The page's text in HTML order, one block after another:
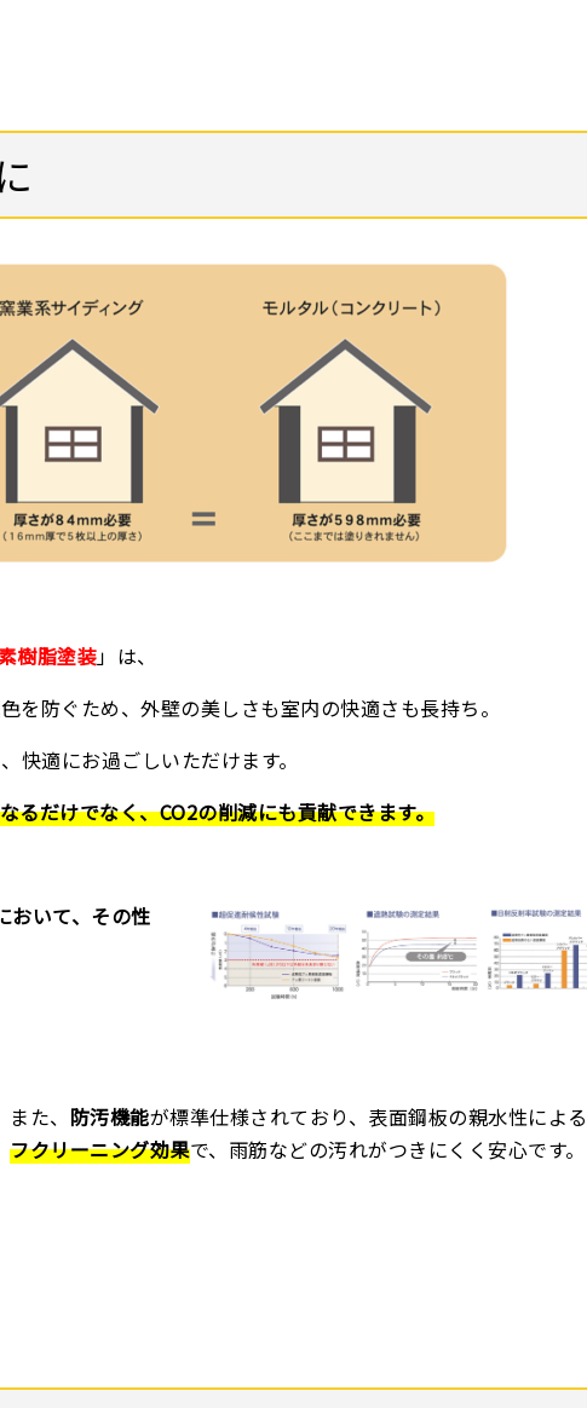
樹脂塗装」は、
防ぐため、外壁の美しさも室内の快適さも長持ち。
適にお過ごしいただけます。
るだけでなく、CO2の削減にも貢献できます。
おいて、その性
また、 防汚機能が標準仕様されており、表面鋼板の親水性による
フクリーニング効果で、雨筋などの汚れがつきにくく安心です。